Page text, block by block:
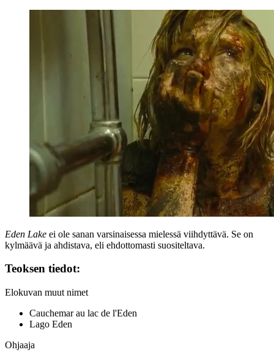
Eden Lake ei ole sanan varsinaisessa mielessä viihdyttävä. Se on
kylmäävä ja ahdistava, eli ehdottomasti suositeltava.
Teoksen tiedot:
Elokuvan muut nimet
Cauchemar au lac de l'Eden
Lago Eden
Ohjaaja